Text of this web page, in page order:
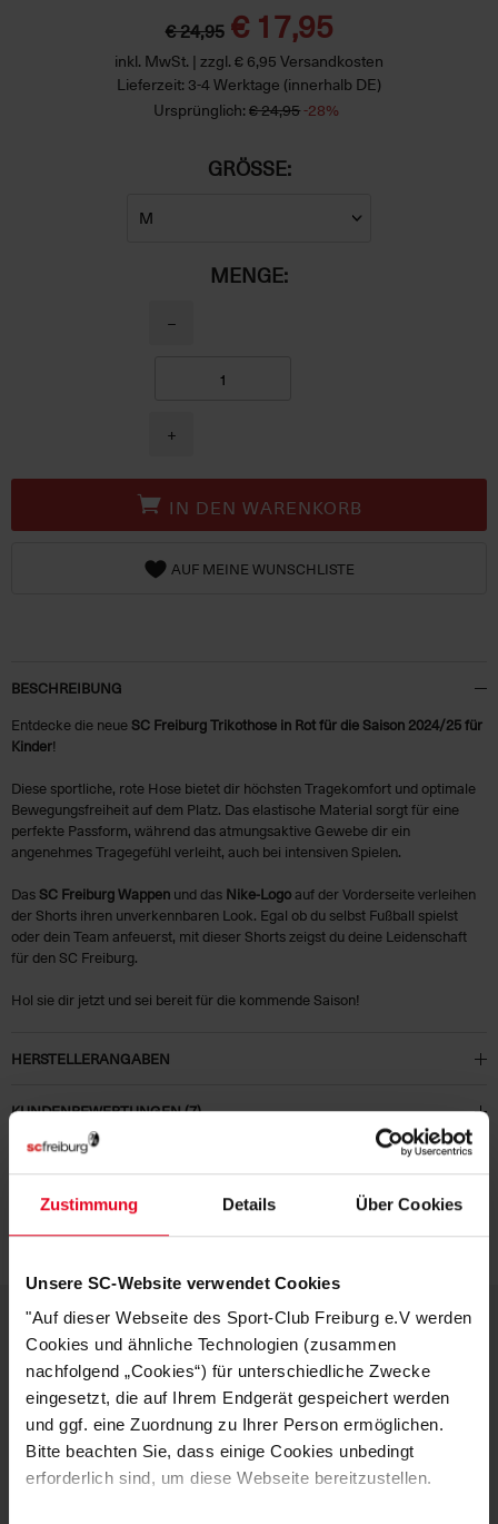
Zustimmung Details Über Cookies
Unsere SC-Website verwendet Cookies
"Auf dieser Webseite des Sport-Club Freiburg e.V werden
Cookies und ähnliche Technologien (zusammen
nachfolgend „Cookies“) für unterschiedliche Zwecke
eingesetzt, die auf Ihrem Endgerät gespeichert werden
und ggf. eine Zuordnung zu Ihrer Person ermöglichen.
Bitte beachten Sie, dass einige Cookies unbedingt
erforderlich sind, um diese Webseite bereitzustellen.
€ 24,95 € 17,95
inkl. MwSt. | zzgl. € 6,95 Versandkosten
Lieferzeit: 3-4 Werktage (innerhalb DE)
Ursprünglich: € 24,95-28%
GRÖSSE:
MENGE:
−
+
IN DEN WARENKORB
AUF MEINE WUNSCHLISTE
BESCHREIBUNG
Entdecke die neue SC Freiburg Trikothose in Rot für die Saison 2024/25 für
Kinder!
Diese sportliche, rote Hose bietet dir höchsten Tragekomfort und optimale
Bewegungsfreiheit auf dem Platz. Das elastische Material sorgt für eine
perfekte Passform, während das atmungsaktive Gewebe dir ein
angenehmes Tragegefühl verleiht, auch bei intensiven Spielen.
Das SC Freiburg Wappen und das Nike-Logoauf der Vorderseite verleihen
der Shorts ihren unverkennbaren Look. Egal ob du selbst Fußball spielst
oder dein Team anfeuerst, mit dieser Shorts zeigst du deine Leidenschaft
für den SC Freiburg.
Hol sie dir jetzt und sei bereit für die kommende Saison!
HERSTELLERANGABEN
KUNDENBEWERTUNGEN (7)
Artikelnummer: NHK125
Logistiknummer: EM001728-001
DEINE VORTEILE IN UNSEREM
SHOP